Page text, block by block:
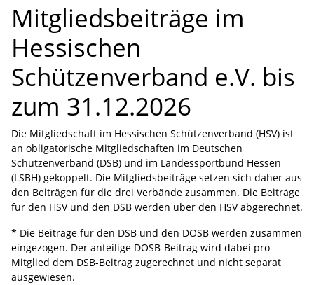
Mitgliedsbeiträge im
Hessischen
Schützenverband e.V. bis
zum 31.12.2026
Die Mitgliedschaft im Hessischen Schützenverband (HSV) ist
an obligatorische Mitgliedschaften im Deutschen
Schützenverband (DSB) und im Landessportbund Hessen
(LSBH) gekoppelt. Die Mitgliedsbeiträge setzen sich daher aus
den Beiträgen für die drei Verbände zusammen. Die Beiträge
für den HSV und den DSB werden über den HSV abgerechnet.
* Die Beiträge für den DSB und den DOSB werden zusammen
eingezogen. Der anteilige DOSB-Beitrag wird dabei pro
Mitglied dem DSB-Beitrag zugerechnet und nicht separat
ausgewiesen.